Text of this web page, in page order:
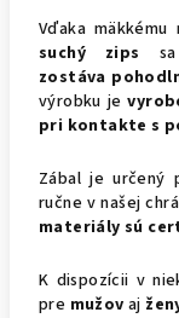
Vďaka mäkkému
suchý zips
zostáva
výrobku je
pri kontakte s
Zábal je určený
ručne v našej
materiály sú
K dispozícii v
pre mužov aj